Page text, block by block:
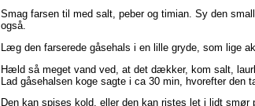
Smag farsen til med salt, peber og timian. Sy den
også.
Læg den farserede gåsehals i en lille gryde, som lige
Hæld så meget vand ved, at det dækker, kom salt,
Lad gåsehalsen koge sagte i ca 30 min, hvorefter den
Den kan spises kold, eller den kan ristes let i lidt